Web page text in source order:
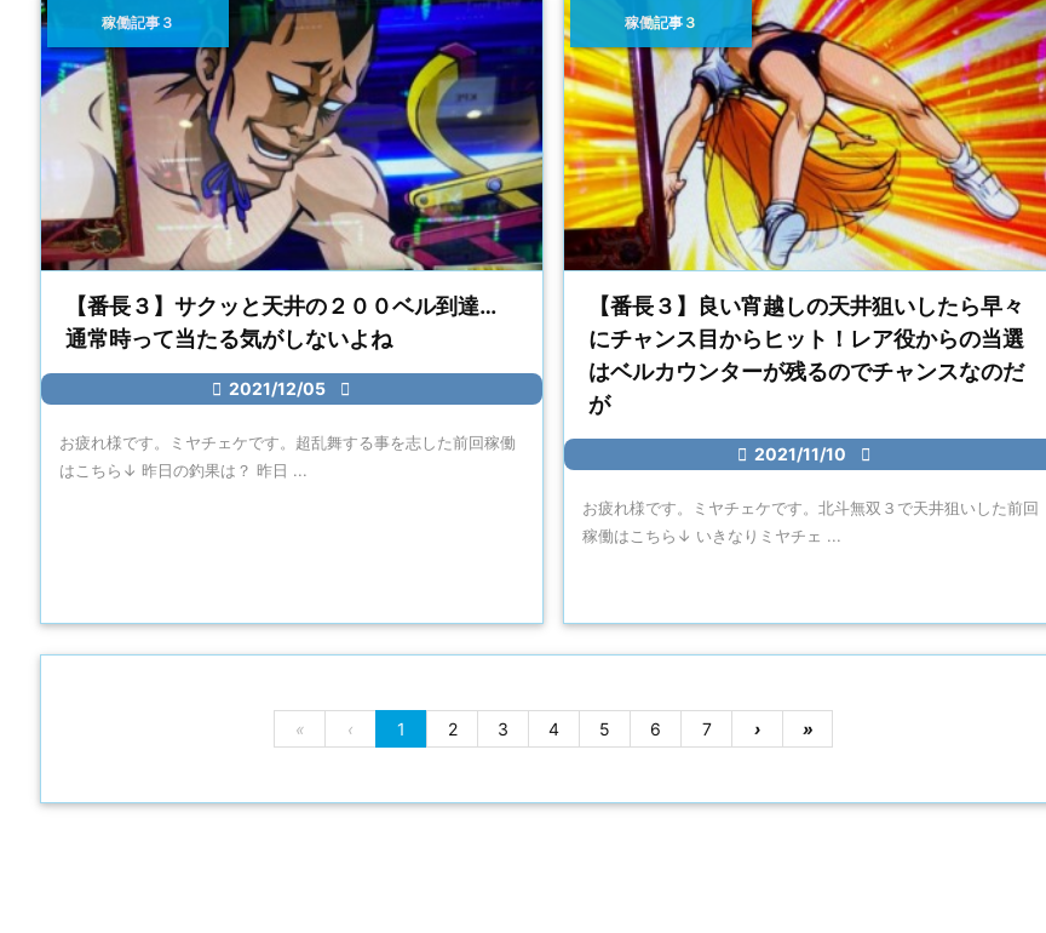
【番長３】サクッと天井の２００ベル到達…
通常時って当たる気がしないよね
 2021/12/05 
稼働記事３
お疲れ様です。ミヤチェケです。超乱舞する事を志した前回稼働
はこちら↓ 昨日の釣果は？ 昨日 ...
【番長３】良い宵越しの天井狙いしたら早々
にチャンス目からヒット！レア役からの当選
はベルカウンターが残るのでチャンスなのだ
が
 2021/11/10 
稼働記事３
お疲れ様です。ミヤチェケです。北斗無双３で天井狙いした前回
稼働はこちら↓ いきなりミヤチェ ...
« ‹ 1 2 3 4 5 6 7 › »